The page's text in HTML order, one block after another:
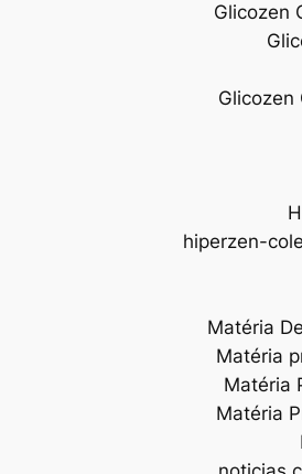
Glicozen
Glicozen
hiperzen-
Matéria
Matéria
Matéria
Matéria